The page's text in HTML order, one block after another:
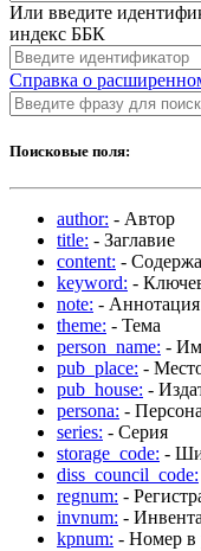
Или введите
индекс ББК
Справка о
Поисковые поля:
author: - Автор
title: - Заглавие
content: -
keyword: -
note: - Аннотация
theme: - Тема
person_name: -
pub_place: -
pub_house: -
persona: -
series: - Серия
storage_code: -
diss_council_code:
regnum: -
invnum: -
kpnum: - Номер в